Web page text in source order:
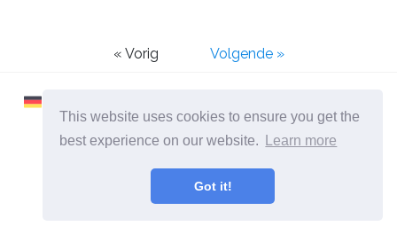
This website uses cookies to ensure you get the
best experience on our website.
Learn more
Got it!
« Vorig Volgende »
2026 ©Learnaboutworld
Alle categorieën